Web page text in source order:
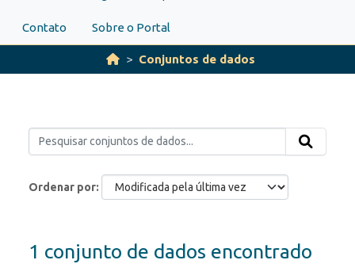
Contato Sobre o Portal
Conjuntos de dados
Ordenar por
1 conjunto de dados encontrado